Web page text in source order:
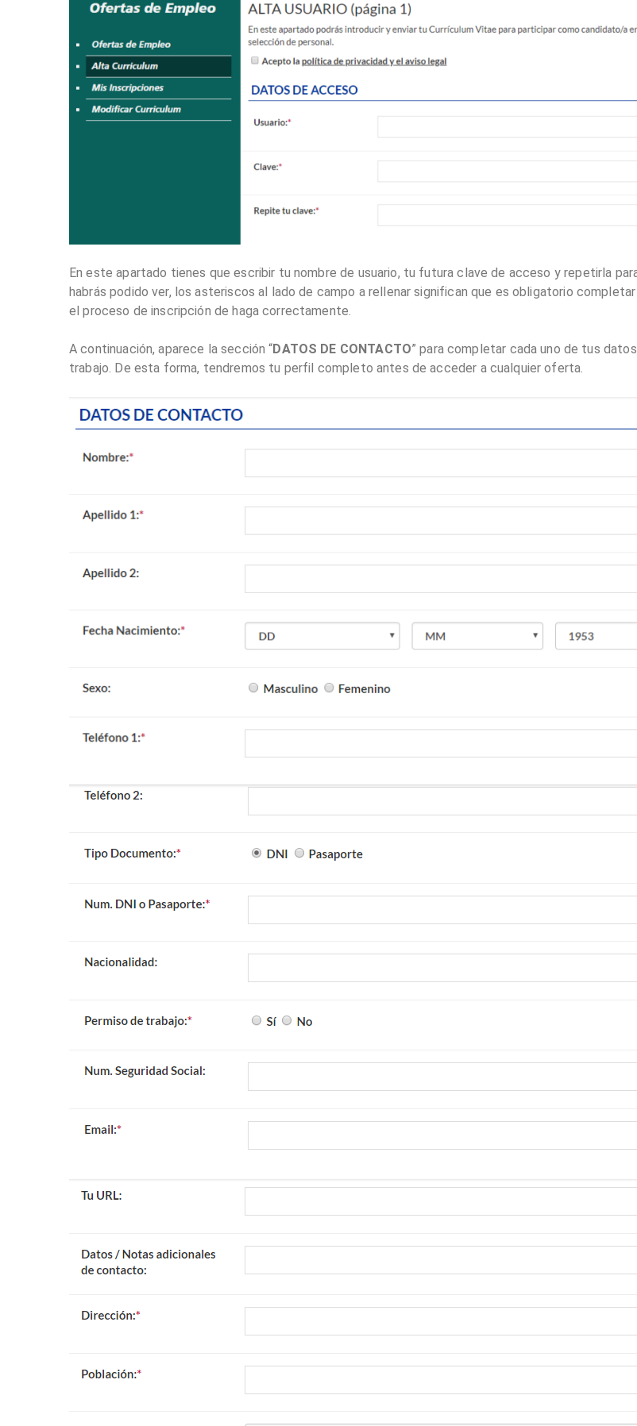
En este apartado tienes que escribir tu nombre de usuario, tu futura clave de acceso y repetirla
habrás podido ver, los asteriscos al lado de campo a rellenar significan que es obligatorio
el proceso de inscripción de haga correctamente.
A continuación, aparece la sección “DATOS DE CONTACTO” para completar cada uno de tus
trabajo. De esta forma, tendremos tu perfil completo antes de acceder a cualquier oferta.